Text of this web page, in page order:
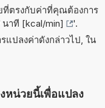
ที่ตรงกับค่าที่คุณต้องการ
าที [kcal/min]
'.
แปลงค่าดังกล่าวไป, ใน
หน่วยนี้เพื่อแปลง